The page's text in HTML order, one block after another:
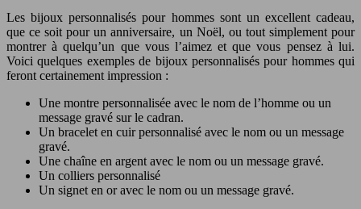
Les bijoux personnalisés pour hommes sont un excellent cadeau,
que ce soit pour un anniversaire, un Noël, ou tout simplement pour
montrer à quelqu’un que vous l’aimez et que vous pensez à lui.
Voici quelques exemples de bijoux personnalisés pour hommes qui
feront certainement impression :
Une montre personnalisée avec le nom de l’homme ou un
message gravé sur le cadran.
Un bracelet en cuir personnalisé avec le nom ou un message
gravé.
Une chaîne en argent avec le nom ou un message gravé.
Un colliers personnalisé
Un signet en or avec le nom ou un message gravé.